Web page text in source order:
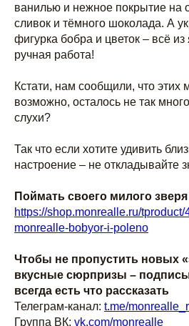
ванилью и нежное покрытие на
сливок и тёмного шоколада. А
фигурка бобра и цветок – всё
ручная работа!
Кстати, нам сообщили, что этих
возможно, осталось не так
слухи?
Так что если хотите удивить
настроение – не откладывайте
Поймать своего милого
https://shop.monrealle.ru/
monrealle-bobyor-i-poleno
Чтобы не пропустить новых
вкусные сюрпризы –
всегда есть что рассказать
Телеграм-канал: t.me/
Группа ВК: vk.com/monrealle